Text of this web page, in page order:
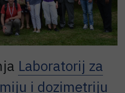
Laboratorij za
i dozimetriju